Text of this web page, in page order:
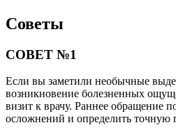
Советы
СОВЕТ №1
Если вы заметили необычные
возникновение болезненных
визит к врачу. Раннее обращение
осложнений и определить точную